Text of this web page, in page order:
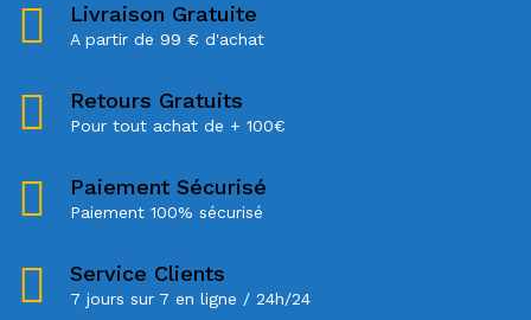
Livraison Gratuite
A partir de 99 € d'achat
Retours Gratuits
Pour tout achat de + 100€
Paiement Sécurisé
Paiement 100% sécurisé
Service Clients
7 jours sur 7 en ligne / 24h/24